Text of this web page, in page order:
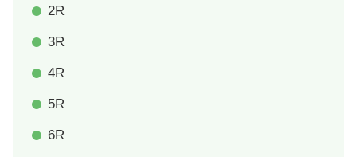
2R
3R
4R
5R
6R